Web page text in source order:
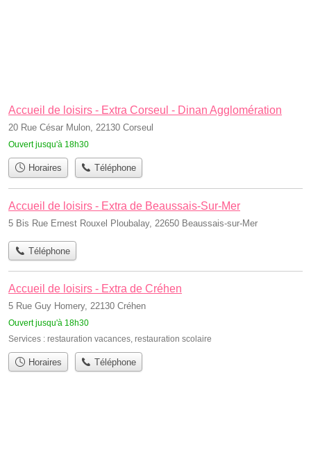
Accueil de loisirs - Extra Corseul - Dinan Agglomération
20 Rue César Mulon, 22130 Corseul
Ouvert jusqu'à 18h30
Horaires Téléphone
Accueil de loisirs - Extra de Beaussais-Sur-Mer
5 Bis Rue Ernest Rouxel Ploubalay, 22650 Beaussais-sur-Mer
Téléphone
Accueil de loisirs - Extra de Créhen
5 Rue Guy Homery, 22130 Créhen
Ouvert jusqu'à 18h30
Services : restauration vacances, restauration scolaire
Horaires Téléphone